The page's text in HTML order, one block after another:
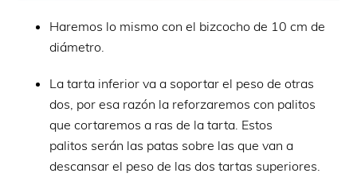
Haremos lo mismo con el bizcocho de 10 cm de
diámetro.
La tarta inferior va a soportar el peso de otras
dos, por esa razón la reforzaremos con palitos
que cortaremos a ras de la tarta. Estos
palitos serán las patas sobre las que van a
descansar el peso de las dos tartas superiores.